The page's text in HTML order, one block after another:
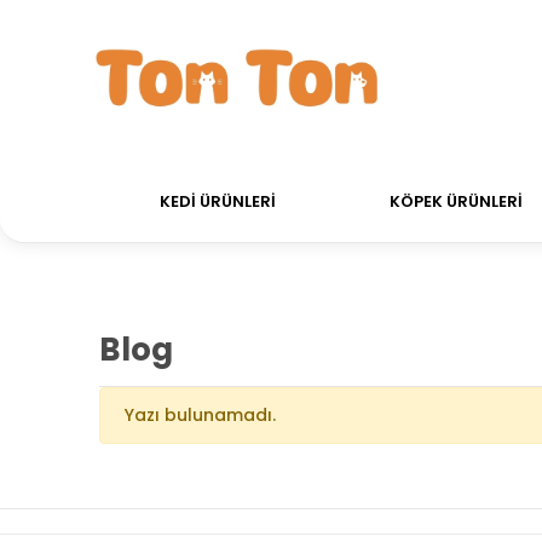
TL Üstü Alışverişlerinizde Kargo Ücretsiz!
KEDİ ÜRÜNLERİ KÖPEK ÜRÜNLERİ
Blog
Yazı bulunamadı.